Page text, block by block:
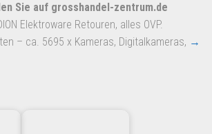
Sie auf grosshandel-zentrum.de
Elektroware Retouren, alles OVP.
– ca. 5695 x Kameras, Digitalkameras, →